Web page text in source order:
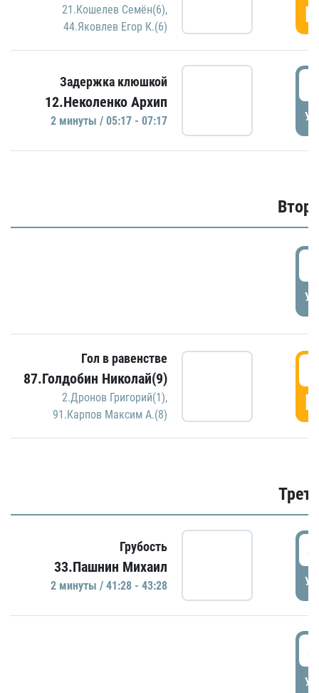
21.Кошелев Семён(6),
44.Яковлев Егор К.(6)
Задержка клюшкой
12.Неколенко Архип
2 минуты / 05:17 - 07:17
Гол в равенстве
87.Голдобин Николай(9)
2.Дронов Григорий(1),
91.Карпов Максим А.(8)
Грубость
33.Пашнин Михаил
2 минуты / 41:28 - 43:28